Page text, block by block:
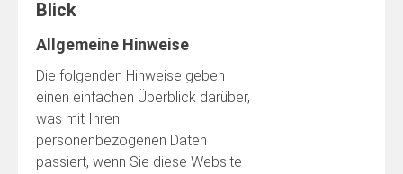
Blick
Allgemeine Hinweise
Die folgenden Hinweise geben
einen einfachen Überblick darüber,
was mit Ihren
personenbezogenen Daten
passiert, wenn Sie diese Website